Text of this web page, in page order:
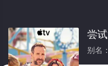
尝
别名